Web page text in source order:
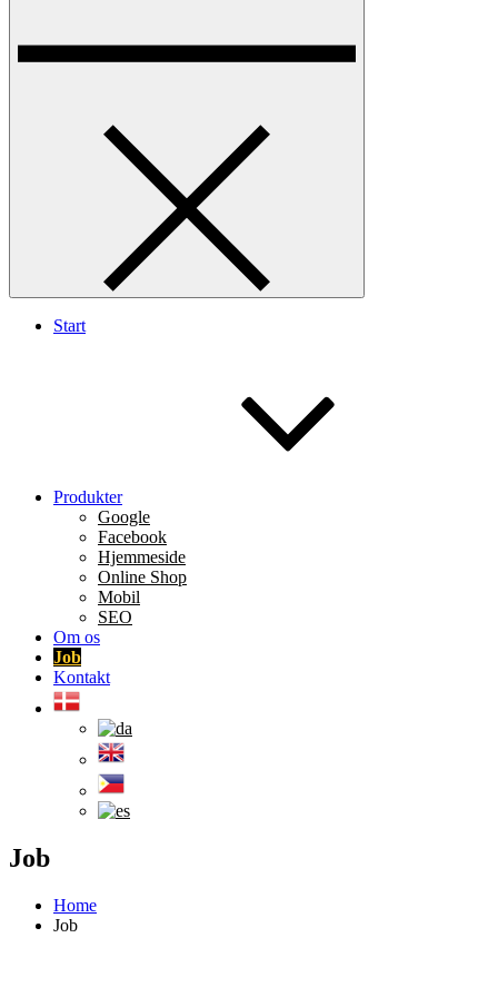
Start
Produkter
Google
Facebook
Hjemmeside
Online Shop
Mobil
SEO
Om os
Job
Kontakt
Job
Home
Job